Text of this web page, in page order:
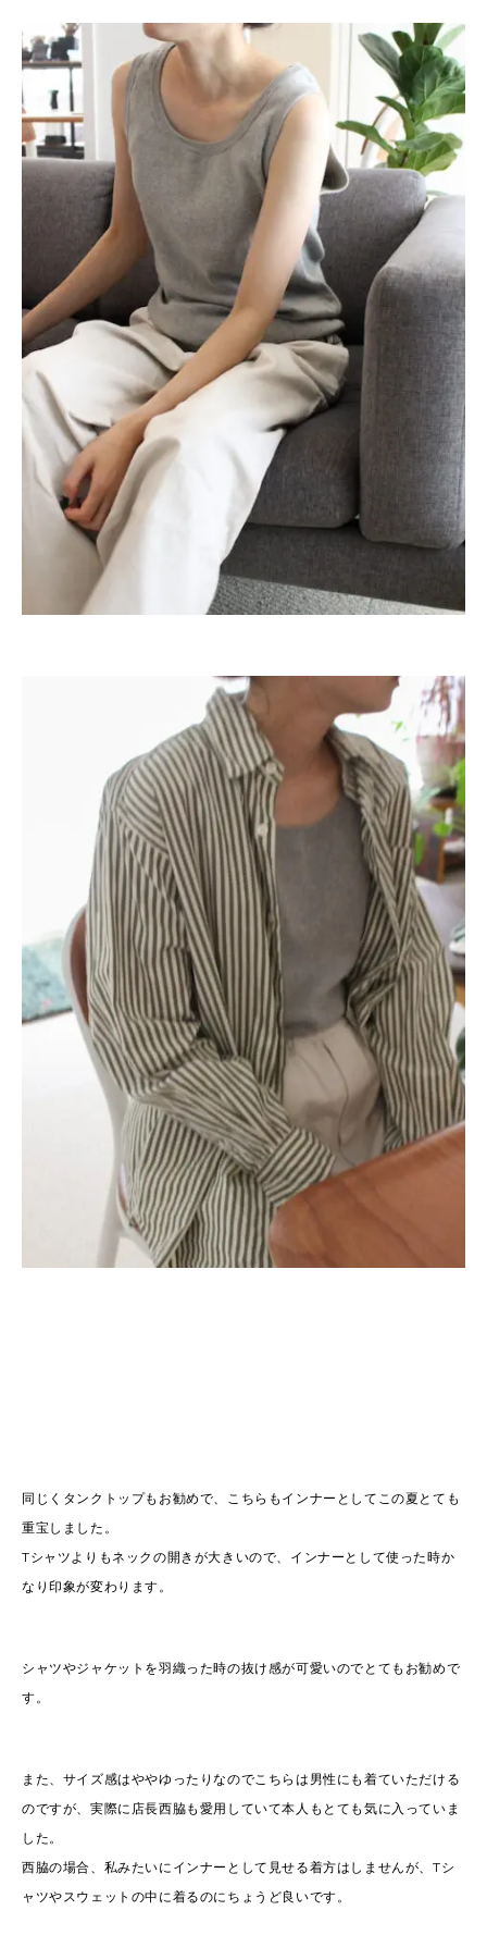
同じくタンクトップもお勧めで、こちらもインナーとしてこの夏とても
重宝しました。
Tシャツよりもネックの開きが大きいので、インナーとして使った時か
なり印象が変わります。
シャツやジャケットを羽織った時の抜け感が可愛いのでとてもお勧めで
す。
また、サイズ感はややゆったりなのでこちらは男性にも着ていただける
のですが、実際に店長西脇も愛用していて本人もとても気に入っていま
した。
西脇の場合、私みたいにインナーとして見せる着方はしませんが、Tシ
ャツやスウェットの中に着るのにちょうど良いです。